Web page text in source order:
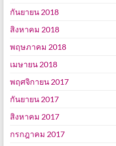
กันยายน 2018
สิงหาคม 2018
พฤษภาคม 2018
เมษายน 2018
พฤศจิกายน 2017
กันยายน 2017
สิงหาคม 2017
กรกฎาคม 2017